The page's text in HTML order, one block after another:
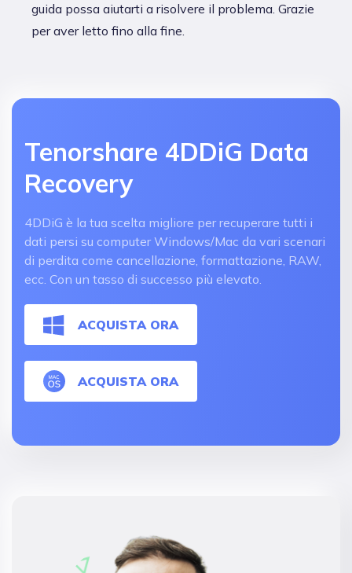
guida possa aiutarti a risolvere il problema. Grazie
per aver letto fino alla fine.
Tenorshare 4DDiG Data
Recovery
4DDiG è la tua scelta migliore per recuperare tutti i
dati persi su computer Windows/Mac da vari scenari
di perdita come cancellazione, formattazione, RAW,
ecc. Con un tasso di successo più elevato.
ACQUISTA ORA
ACQUISTA ORA